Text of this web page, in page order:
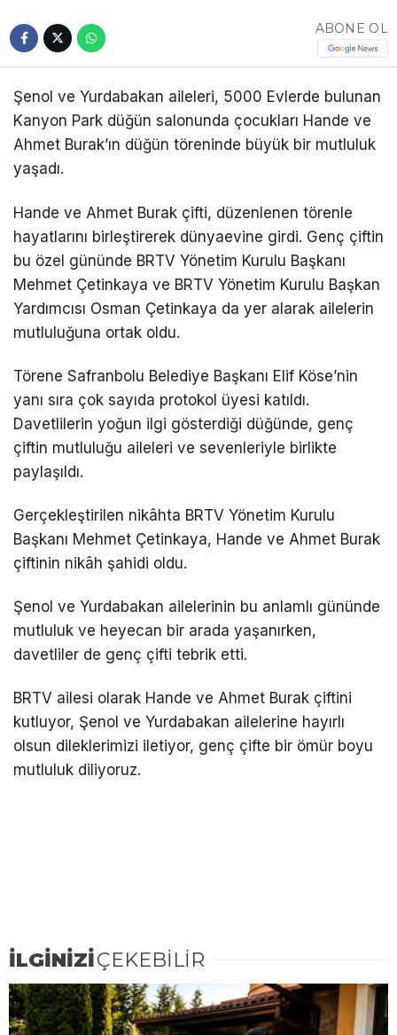
ABONE OL
Şenol ve Yurdabakan aileleri, 5000 Evlerde bulunan
Kanyon Park düğün salonunda çocukları Hande ve
Ahmet Burak’ın düğün töreninde büyük bir mutluluk
yaşadı.
Hande ve Ahmet Burak çifti, düzenlenen törenle
hayatlarını birleştirerek dünyaevine girdi. Genç çiftin
bu özel gününde BRTV Yönetim Kurulu Başkanı
Mehmet Çetinkaya ve BRTV Yönetim Kurulu Başkan
Yardımcısı Osman Çetinkaya da yer alarak ailelerin
mutluluğuna ortak oldu.
Törene Safranbolu Belediye Başkanı Elif Köse’nin
yanı sıra çok sayıda protokol üyesi katıldı.
Davetlilerin yoğun ilgi gösterdiği düğünde, genç
çiftin mutluluğu aileleri ve sevenleriyle birlikte
paylaşıldı.
Gerçekleştirilen nikâhta BRTV Yönetim Kurulu
Başkanı Mehmet Çetinkaya, Hande ve Ahmet Burak
çiftinin nikâh şahidi oldu.
Şenol ve Yurdabakan ailelerinin bu anlamlı gününde
mutluluk ve heyecan bir arada yaşanırken,
davetliler de genç çifti tebrik etti.
BRTV ailesi olarak Hande ve Ahmet Burak çiftini
kutluyor, Şenol ve Yurdabakan ailelerine hayırlı
olsun dileklerimizi iletiyor, genç çifte bir ömür boyu
mutluluk diliyoruz.
İLGİNİZİÇEKEBİLİR